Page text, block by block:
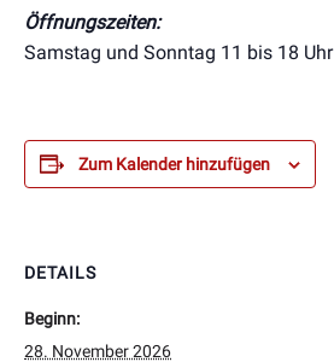
Öffnungszeiten:
Samstag und Sonntag 11 bis 18 Uhr
Zum Kalender hinzufügen
DETAILS
Beginn:
28. November 2026